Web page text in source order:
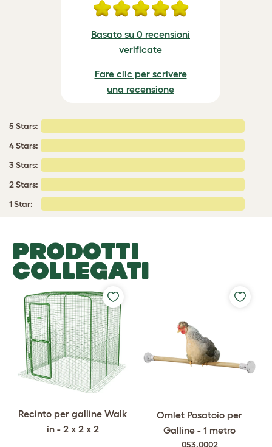
Basato su 0 recensioni
verificate
Fare clic per scrivere
una recensione
5 Stars:
4 Stars:
3 Stars:
2 Stars:
1 Star:
PRODOTTI
COLLEGATI
Recinto per galline Walk
in - 2 x 2 x 2
Omlet Posatoio per
Galline - 1 metro
053.0002